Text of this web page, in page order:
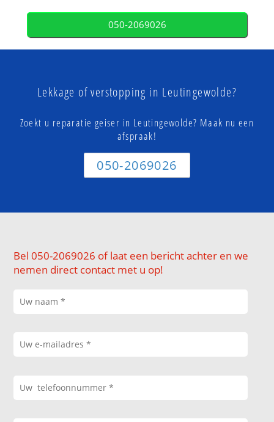
050-2069026
Lekkage of verstopping in Leutingewolde?
Zoekt u reparatie geiser in Leutingewolde? Maak nu een
afspraak!
050-2069026
Bel 050-2069026 of laat een bericht achter en we
nemen direct contact met u op!